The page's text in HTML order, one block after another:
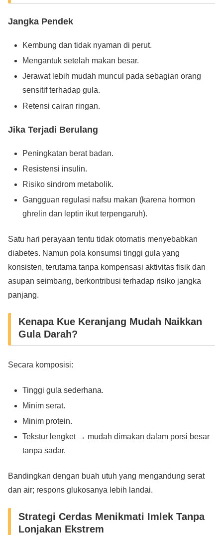
Jangka Pendek
Kembung dan tidak nyaman di perut.
Mengantuk setelah makan besar.
Jerawat lebih mudah muncul pada sebagian orang
sensitif terhadap gula.
Retensi cairan ringan.
Jika Terjadi Berulang
Peningkatan berat badan.
Resistensi insulin.
Risiko sindrom metabolik.
Gangguan regulasi nafsu makan (karena hormon
ghrelin dan leptin ikut terpengaruh).
Satu hari perayaan tentu tidak otomatis menyebabkan
diabetes. Namun pola konsumsi tinggi gula yang
konsisten, terutama tanpa kompensasi aktivitas fisik dan
asupan seimbang, berkontribusi terhadap risiko jangka
panjang.
Kenapa Kue Keranjang Mudah Naikkan
Gula Darah?
Secara komposisi:
Tinggi gula sederhana.
Minim serat.
Minim protein.
Tekstur lengket → mudah dimakan dalam porsi besar
tanpa sadar.
Bandingkan dengan buah utuh yang mengandung serat
dan air; respons glukosanya lebih landai.
Strategi Cerdas Menikmati Imlek Tanpa
Lonjakan Ekstrem